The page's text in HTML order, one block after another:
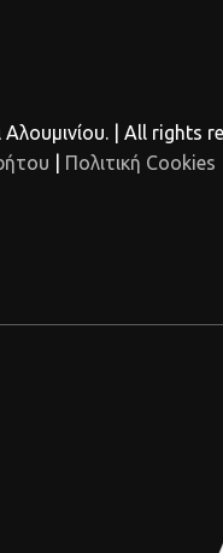
| All rights
Πολιτική Cookies